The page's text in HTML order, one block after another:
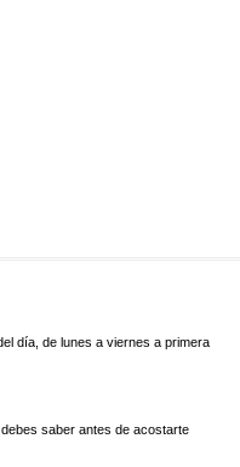
día, de lunes a viernes a primera
saber antes de acostarte